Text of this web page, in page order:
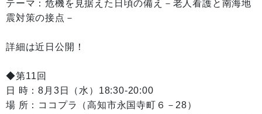
テーマ：危機を見据えた日頃の備え－老人看護と南海地
震対策の接点－
詳細は近日公開！
◆第11回
日 時：8月3日（水）18:30-20:00
場 所：ココプラ（高知市永国寺町６－28）